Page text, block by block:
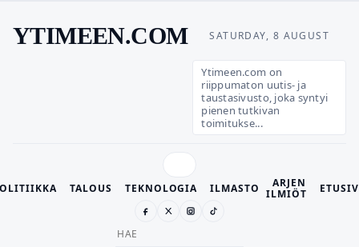
SATURDAY, 8 AUGUST
YTIMEEN.COM
Ytimeen.com on
riippumaton uutis- ja
taustasivusto, joka syntyi
pienen tutkivan
toimitukse...
TALOUS TEKNOLOGIA ILMASTO
ARJEN
ILMIÖT
Search